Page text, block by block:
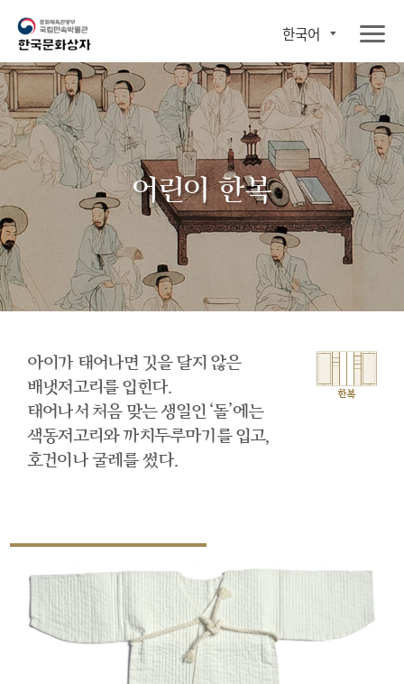
한국어
어린이 한복
아이가 태어나면 깃을 달지 않은
배냇저고리를 입힌다.
태어나서 처음 맞는 생일인 ‘돌’에는
색동저고리와 까치두루마기를 입고,
호건이나 굴레를 썼다.
한복